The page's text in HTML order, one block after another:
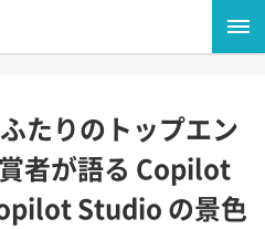
ふたりのトップエン
者が語る Copilot
Studio の景色